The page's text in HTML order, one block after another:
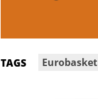
TAGS Eurobasket